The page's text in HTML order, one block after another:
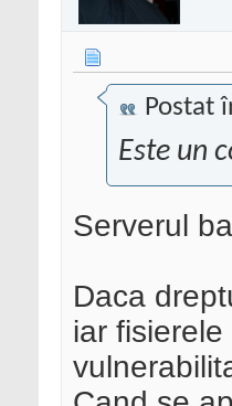
Postat
Este un
Serverul
Daca
iar